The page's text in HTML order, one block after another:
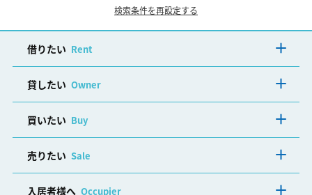
検索条件を再設定する
借りたい Rent
貸したい Owner
買いたい Buy
売りたい Sale
入居者様へ Occupier